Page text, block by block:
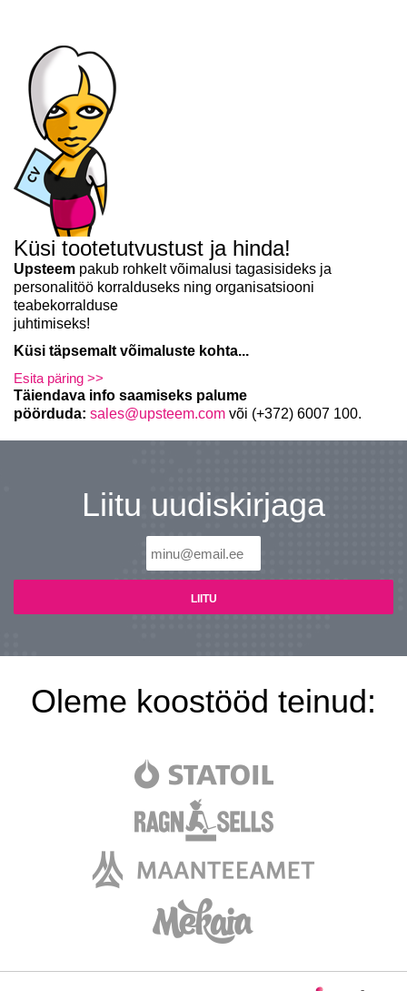
Küsi tootetutvustust ja hinda!
Upsteem pakub rohkelt võimalusi tagasisideks ja
personalitöö korralduseks ning organisatsiooni
teabekorralduse
juhtimiseks!
Küsi täpsemalt võimaluste kohta...
Esita päring >>
Täiendava info saamiseks palume
pöörduda: sales@upsteem.com või (+372) 6007 100.
Liitu uudiskirjaga
Oleme koostööd teinud: